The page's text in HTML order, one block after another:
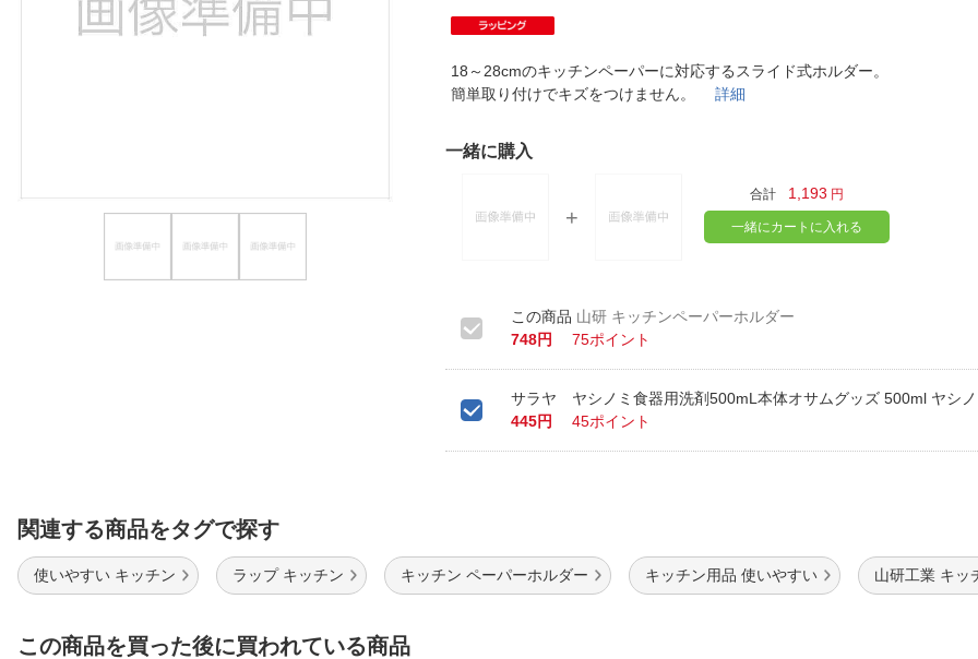
閲覧履歴
ご利用規約
18～28cmのキッチンペーパーに対応するスライド式ホルダー。
簡単取り付けでキズをつけません。詳細
一緒に購入
合計 1,193 円
一緒にカートに入れる
山研 キッチンペーパーホルダー
748円
75ポイント
サラヤ ヤシノミ食器用洗剤500mL本体オサムグッズ 500ml ヤシノ
445円
45ポイント
関連する商品をタグで探す
使いやすい キッチン ラップ キッチン キッチン ペーパーホルダー キッチン用品 使いやすい 山研工業 キッ
この商品を買った後に買われている商品